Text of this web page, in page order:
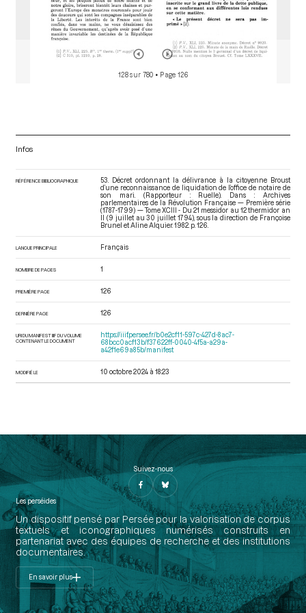
128 sur 780 • Page 126
Infos
RÉFÉRENCE BIBLIOGRAPHIQUE
53. Décret ordonnant la délivrance à la citoyenne Broust
d’une reconnaissance de liquidation de l’office de notaire de
son mari. (Rapporteur : Ruelle). Dans : Archives
parlementaires de la Révolution Française — Première série
(1787-1799) — Tome XCIII - Du 21 messidor au 12 thermidor an
II (9 juillet au 30 juillet 1794), sous la direction de Françoise
Brunel et Aline Alquier. 1982. p. 126.
LANGUE PRINCIPALE Français
NOMBRE DE PAGES 1
PREMIÈRE PAGE 126
DERNIÈRE PAGE 126
URI DU MANIFEST IIIF DU VOLUME
CONTENANT LE DOCUMENT
https://iiif.persee.fr/b0e2cf11-597c-427d-8ac7-
68bcc0acf13b/f37622ff-0040-4f5a-a29a-
a42f1e69a85b/manifest
MODIFIÉ LE 10 octobre 2024 à 18:23
Suivez-nous
Les perséides
Un dispositif pensé par Persée pour la valorisation de corpus
textuels et iconographiques numérisés construits en
partenariat avec des équipes de recherche et des institutions
documentaires.
En savoir plus